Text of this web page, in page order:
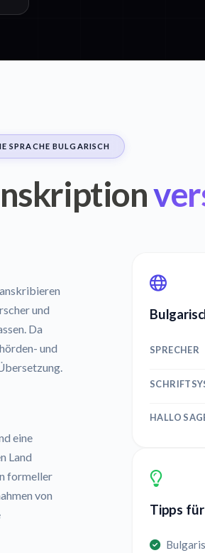
SPRACHE BULGARISCH
und
Da
und
eine
Land
formeller
von
SPRECHER
HALLO
Tipps für